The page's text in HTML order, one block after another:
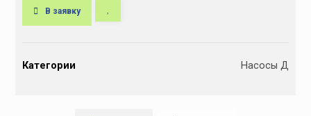
В заявку
tКатегории Насосы Д